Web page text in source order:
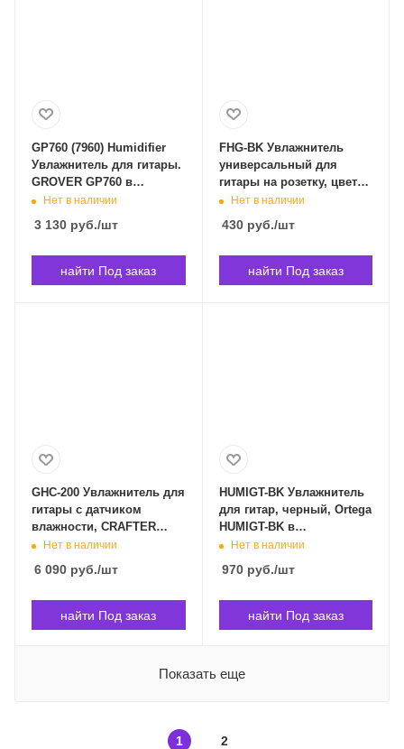
GP760 (7960) Humidifier
Увлажнитель для гитары.
GROVER GP760 в
Владивостоке
Нет в наличии
3 130 руб./шт
найти Под заказ
FHG-BK Увлажнитель
универсальный для
гитары на розетку, цвет
черный, FLIGHT FHG-BK в
Нет в наличии
430руб./шт
найти Под заказ
GHC-200 Увлажнитель для
гитары с датчиком
влажности, CRAFTER
GHC-200 в Владивостоке
Нет в наличии
6 090 руб./шт
найти Под заказ
HUMIGT-BK Увлажнитель
для гитар, черный, Ortega
HUMIGT-BK в
Владивостоке
Нет в наличии
970руб./шт
найти Под заказ
Показать еще
1 2